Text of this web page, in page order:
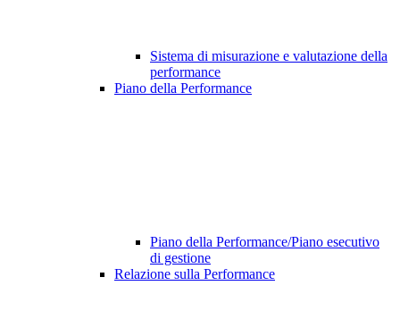
Sistema di misurazione e valutazione della
performance
Piano della Performance
Piano della Performance/Piano esecutivo
di gestione
Relazione sulla Performance